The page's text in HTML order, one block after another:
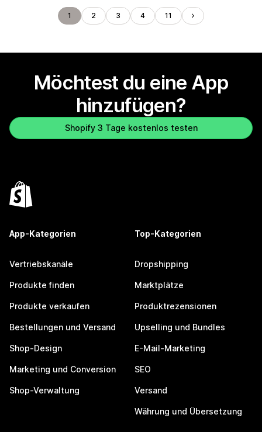
1 2 3 4 11
Möchtest du eine App
hinzufügen?
Shopify 3 Tage kostenlos testen
App-Kategorien
Vertriebskanäle
Produkte finden
Produkte verkaufen
Bestellungen und Versand
Shop-Design
Marketing und Conversion
Shop-Verwaltung
Top-Kategorien
Dropshipping
Marktplätze
Produktrezensionen
Upselling und Bundles
E-Mail-Marketing
SEO
Versand
Währung und Übersetzung